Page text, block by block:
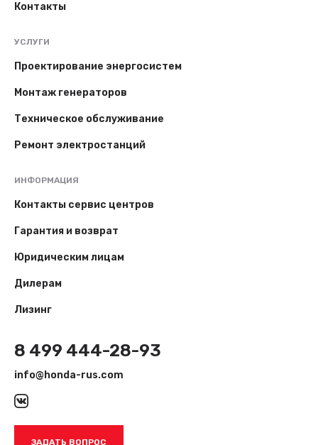
Контакты
УСЛУГИ
Проектирование энергосистем
Монтаж генераторов
Техническое обслуживание
Ремонт электростанций
ИНФОРМАЦИЯ
Контакты сервис центров
Гарантия и возврат
Юридическим лицам
Дилерам
Лизинг
8 499 444-28-93
info@honda-rus.com
ЗАДАТЬ ВОПРОС